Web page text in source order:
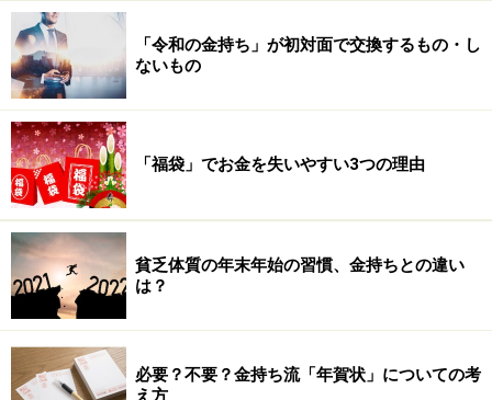
そんな「使い切ったら将来困るかも」という想像ができ
ない人や、「少しは貯めておこう」という自制が効かな
い人が、一定の割合で存在するようです。山や砂漠で遭
難したとき、手持ちの水は少しずつ飲まないと、あとで
苦しくなるとわかっているのに、一気に飲んでしまうよ
うな人です。
ただし、20代のうちは貯金などせず、すべてを自己投資
（人と会う、本を読む、旅をする、多種多様な経験をす
る）に充てるくらいで丁度よいと私は考えています。と
はいえ、2つ目の原因のように、投下した以上の効用が
得られない、ただの自己満足で終わるという使い方をし
ていたとしたら、それはただの浪費ということになって
「令和の金持ち」が初対面で交換するもの・し
ないもの
「福袋」でお金を失いやすい3つの理由
貧乏体質の年末年始の習慣、金持ちとの違い
は？
必要？不要？金持ち流「年賀状」についての考
え方